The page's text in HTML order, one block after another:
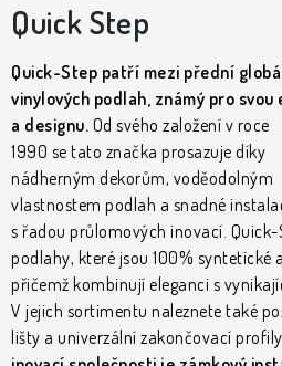
PODLAHY
LIŠTY A DEKORAČNÍ PRVKY
NÁSTĚNNÉ PANELY
SKRYTÉ ZÁRUBNĚ
STAVEBNÍ POUZDRA
KLIKY & KOVÁNÍ
Quick Step
Quick-Step patří mezi přední
vinylových podlah, známý pro
a designu. Od svého založení v roce
1990 se tato značka prosazuje díky
nádherným dekorům, voděodolným
vlastnostem podlah a snadné
s řadou průlomových inovací.
podlahy, které jsou 100% syntetické
přičemž kombinují eleganci s
V jejich sortimentu naleznete také
lišty a univerzální zakončovací profily.